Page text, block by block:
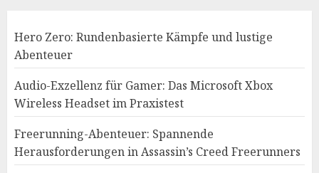
Hero Zero: Rundenbasierte Kämpfe und lustige
Abenteuer
Audio-Exzellenz für Gamer: Das Microsoft Xbox
Wireless Headset im Praxistest
Freerunning-Abenteuer: Spannende
Herausforderungen in Assassin’s Creed Freerunners